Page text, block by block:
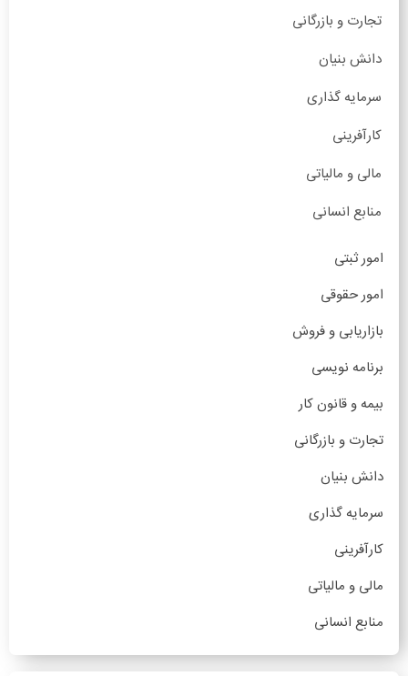
تجارت و بازرگانی
دانش بنیان
سرمایه گذاری
کارآفرینی
مالی و مالیاتی
منابع انسانی
امور ثبتی
امور حقوقی
بازاریابی و فروش
برنامه نویسی
بیمه و قانون کار
تجارت و بازرگانی
دانش بنیان
سرمایه گذاری
کارآفرینی
مالی و مالیاتی
منابع انسانی